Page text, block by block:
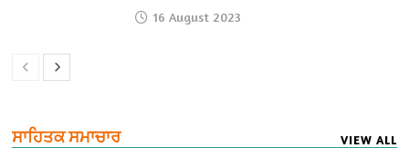
16 August 2023
ਸਾਹਿਤਕ ਸਮਾਚਾਰ VIEW ALL